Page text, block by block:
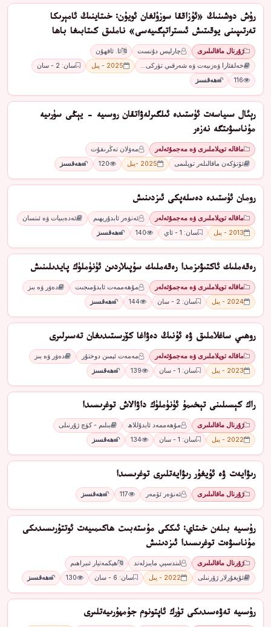
رۇش دوشىنىڭ «ئۇزاققا سوزۇلغان ئويۇن: خىتاينىڭ ئامېرىكا
تەرتىپىنى يوقىتىش ئىستراتېگىيەسى» ناملىق كىتابىغا باھا
ژۇرنال ماقالىلىرى چارلېس دۇنست
ئا. ئاقھۇن
خەلقئارا ۋەزىيەت ۋە شەرقىي تۈركى…
2025 - يىل
سان: 2 - سان
116
ھەقسىز
رېئال سىياسەت ئۈستىدە ئىلگىرلەۋاتقان روسىيە - يېڭى سۈرىيە
مۇناسىۋىتگە نەزەر
ماقالە توپلاملىرى ۋە مەجمۇئەلەر
مەۋلان تەڭرىقۇت
ئۆتۈكەن ماقالىلەر توپلىمى
2025 -يىل 120 ھەقسىز
رومان ئۈستىدە دەسلەپكى ئىزدىنىش
ماقالە توپلاملىرى ۋە مەجمۇئەلەر ئەنۋەر ئابدۇرېھىم
ئەدەبىيات ۋە ئىنسان
2013 - يىل
سان: 1 - ئاي 140 ھەقسىز
رەقەملىك ئاكتىۋىزمدا رەقەملىك سۇپىلاردىن ئۈنۈملۈك پايدىلىنىش
ماقالە توپلاملىرى ۋە مەجمۇئەلەر مۇھەممەت ئابدۇمىجىت
دەۋر ۋە بىز
2024 - يىل
سان: 2 - سان 144 ھەقسىز
روھىي ساغلاملىق ۋە ئۇنىڭ دەۋاغا كۆرسىتىدىغان تەسىرلىرى
ماقالە توپلاملىرى ۋە مەجمۇئەلەر مەمەت ئېمىن دوختۇر
دەۋر ۋە بىز
2023 - يىل
سان: 1 - سان 139 ھەقسىز
راك كېسىلىنى تېخىمۇ ئۈنۈملۈك داۋالاش توغرىسىدا
ژۇرنال ماقالىلىرى مۇھەممەد ئابدۇللاھ
بىلىم - كۈچ ژۇرنىلى
2022 - يىل
سان: 1 - سان 134 ھەقسىز
رىۋايەت ۋە ئۇيغۇر رىۋايەتلىرى توغرىسىدا
ژۇرنال ماقالىلىرى ئەنۋەر ئۆمەر 117 ھەقسىز
رۇﺳﯩﻴﻪ ﺑﯩﻠﻪﻥ ﺧﯩﺘﺎﻱ: ﺋﯩﻜﻜﻰ ﻣﯘﺳﺘﻪﺑﯩﺖ ﮬﺎﻛﯩﻤﯩﻴﻪﺕ ﺋﻮﺗﺘﯘرﯨﺴﯩﺪﯨﻜﻰ
ﻣﯘﻧﺎﺳﯩﯟەﺕ ﺗﻮﻏﺮﯨﺴﯩﺪا ئىزدىنىش
ژۇرنال ماقالىلىرى ﻟﯩﻨﺪﺳﯧﻲ ﻣﺎﻳﯩﺰﻟﻪﻧﺪ
ھېكمەتيار ئىبراھىم
ئۇيغۇرلار ژۇرنىلى
2022 - يىل سان: 6 - سان 130 ھەقسىز
رۇﺳﯩﻴﻪ ﺗﻪۋەﺳﯩﺪﯨﻜﻰ ﺗﯜرﻙ ﺋﺎﭘﺘﻮﻧﻮﻡ ﺟﯘﻣﮫﯘرﯨﻴﻪﺗﻠﯩﺮﻯ